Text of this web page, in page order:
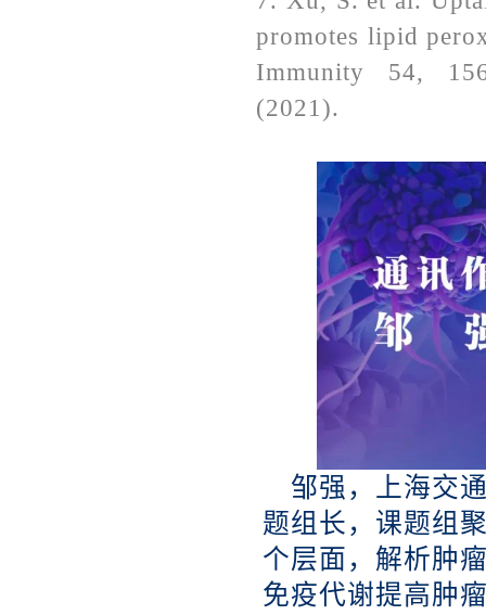
promotes lipid
Immunity 54,
(2021).
邹强，上海交
题组长，课题组
个层面，解析肿
免疫代谢提高肿